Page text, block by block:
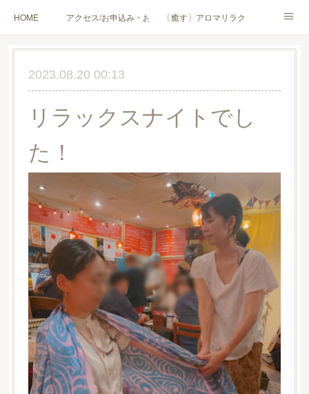
HOME アクセス/お申込み・お問合せ〔癒す〕アロマリラクゼーション
〔学ぶ〕AEAJ資格対応コース〔学ぶ〕トリートメント実技講座／介護アロマ講座
ハンモックよもぎ蒸し® HAMMOCK SAUNA® アカデミー厚木校
ハンモックタイ古式協会® 厚木校
Instagram YouTube［アロマ・ハーブクラフト］
2023.08.20 00:13
リラックスナイトでし
た！